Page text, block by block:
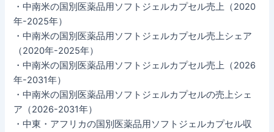
・中南米の国別医薬品用ソフトジェルカプセル売上（2020
年-2025年）
・中南米の国別医薬品用ソフトジェルカプセル売上シェア
（2020年-2025年）
・中南米の国別医薬品用ソフトジェルカプセル売上（2026
年-2031年）
・中南米の国別医薬品用ソフトジェルカプセルの売上シェ
ア（2026-2031年）
・中東・アフリカの国別医薬品用ソフトジェルカプセル収